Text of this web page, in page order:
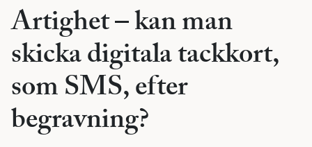
Artighet – kan man
skicka digitala tackkort,
som SMS, efter
begravning?